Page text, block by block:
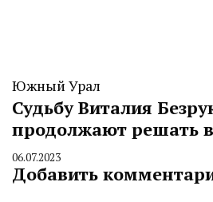
Южный Урал
Судьбу Виталия
продолжают решать
By
CHELINDUSTRY
06.07.2023
Добавить